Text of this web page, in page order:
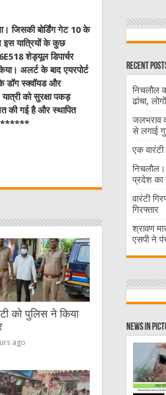
जिसकी बोर्डिंग गेट 10 के
इस यात्रियों के कुछ
शेड्यूल डिपार्चर
अलर्ट के बाद एयरपोर्ट
डॉग स्‍क्‍वॉयड और
को सुरक्षा पकड़
की गई है और स्थापित
को पुलिस ने किया
ago
Recent
निचलौल
ढांचा,
जलभराव
से लगाई
एक
निचलौल।
प्रदेश का
वारंटी
गिरफ्तार
श्रावण
एसपी ने
News in